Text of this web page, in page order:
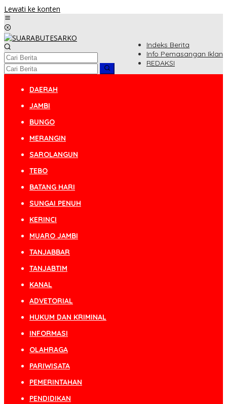
Lewati ke konten
Indeks Berita
Info Pemasangan Iklan
REDAKSI
DAERAH
JAMBI
BUNGO
MERANGIN
SAROLANGUN
TEBO
BATANG HARI
SUNGAI PENUH
KERINCI
MUARO JAMBI
TANJABBAR
TANJABTIM
KANAL
ADVETORIAL
HUKUM DAN KRIMINAL
INFORMASI
OLAHRAGA
PARIWISATA
PEMERINTAHAN
PENDIDIKAN